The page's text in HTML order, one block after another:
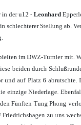
in der u12 - Leonhard
schlechterer Stellung ab.
im DWZ-Turnier mit.
beiden durch
und auf Platz 6
einzige Niederlage.
Fünften Tung Phong
Friedrichshagen zu uns